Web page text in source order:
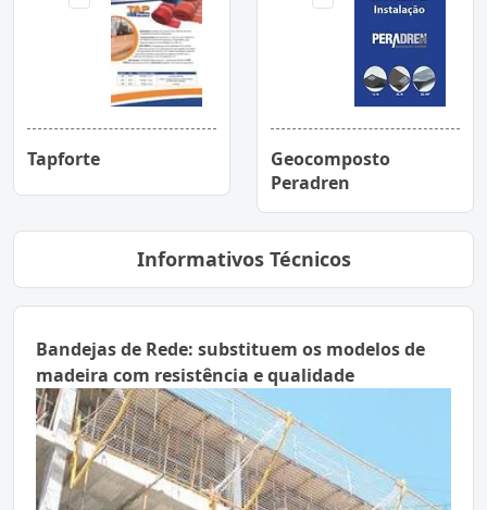
Tapforte
Geocomposto
Peradren
Informativos Técnicos
Bandejas de Rede: substituem os modelos de
madeira com resistência e qualidade